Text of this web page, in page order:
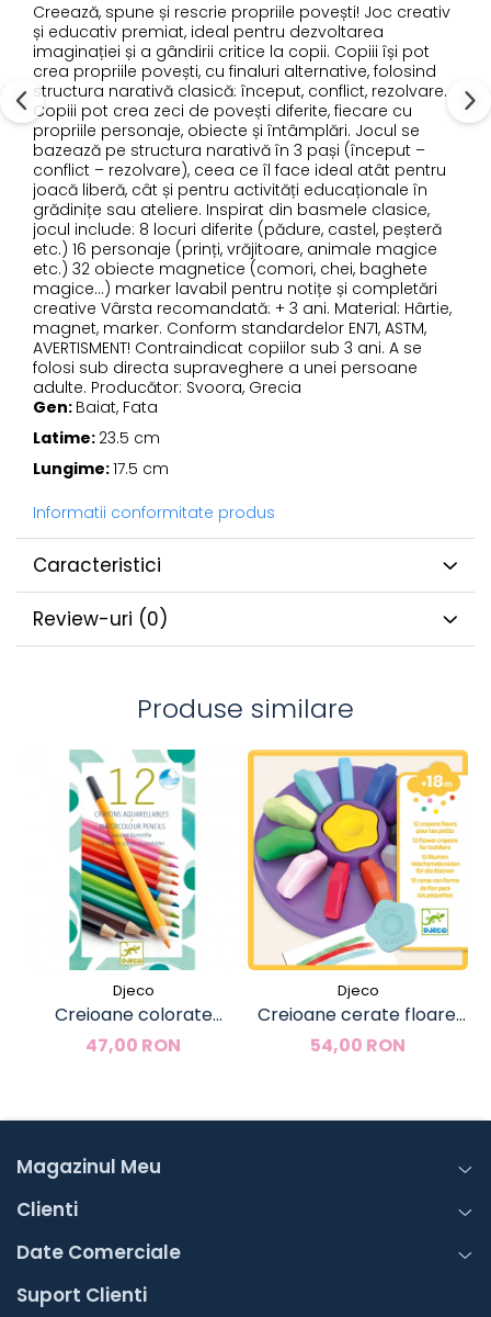
Creează, spune și rescrie propriile povești! Joc creativ
și educativ premiat, ideal pentru dezvoltarea
imaginației și a gândirii critice la copii. Copiii își pot
crea propriile povești, cu finaluri alternative, folosind
structura narativă clasică: început, conflict, rezolvare.
Copiii pot crea zeci de povești diferite, fiecare cu
propriile personaje, obiecte și întâmplări. Jocul se
bazează pe structura narativă în 3 pași (început –
conflict – rezolvare), ceea ce îl face ideal atât pentru
joacă liberă, cât și pentru activități educaționale în
grădinițe sau ateliere. Inspirat din basmele clasice,
jocul include: 8 locuri diferite (pădure, castel, peșteră
etc.) 16 personaje (prinți, vrăjitoare, animale magice
etc.) 32 obiecte magnetice (comori, chei, baghete
magice...) marker lavabil pentru notițe și completări
creative Vârsta recomandată: + 3 ani. Material: Hârtie,
magnet, marker. Conform standardelor EN71, ASTM,
AVERTISMENT! Contraindicat copiilor sub 3 ani. A se
folosi sub directa supraveghere a unei persoane
adulte. Producător: Svoora, Grecia
Gen: Baiat, Fata
Latime: 23.5 cm
Lungime:17.5 cm
Informatii conformitate produs
Caracteristici
Review-uri (0)
Produse similare
Djeco
Creioane colorate
acuarela, Djeco
47,00 RON
Djeco
Creioane cerate floare,
Djeco
54,00 RON
Magazinul Meu
Clienti
Date Comerciale
Suport Clienti